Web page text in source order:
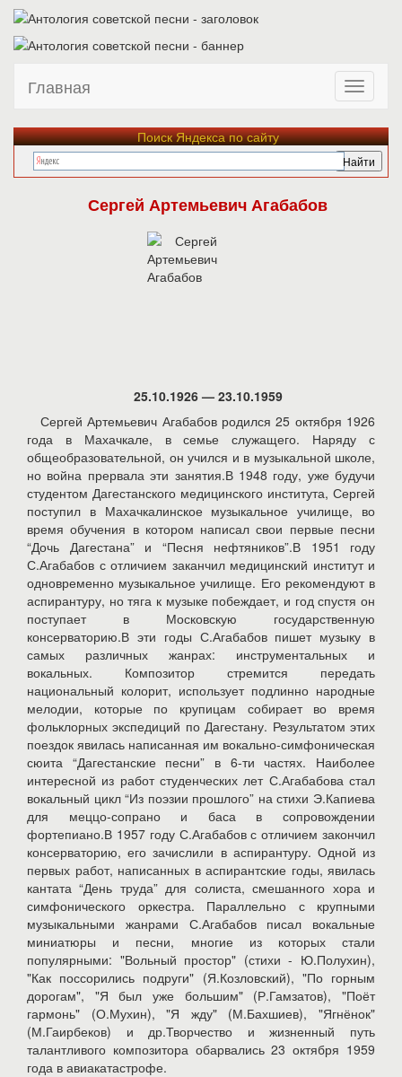
Главная
Поиск Яндекса по сайту
Сергей Артемьевич Агабабов
25.10.1926 — 23.10.1959
Сергей Артемьевич Агабабов родился 25 октября 1926
года в Махачкале, в семье служащего. Наряду с
общеобразовательной, он учился и в музыкальной школе,
но война прервала эти занятия.В 1948 году, уже будучи
студентом Дагестанского медицинского института, Сергей
поступил в Махачкалинское музыкальное училище, во
время обучения в котором написал свои первые песни
“Дочь Дагестана” и “Песня нефтяников”.В 1951 году
С.Агабабов с отличием заканчил медицинский институт и
одновременно музыкальное училище. Его рекомендуют в
аспирантуру, но тяга к музыке побеждает, и год спустя он
поступает в Московскую государственную
консерваторию.В эти годы С.Агабабов пишет музыку в
самых различных жанрах: инструментальных и
вокальных. Композитор стремится передать
национальный колорит, использует подлинно народные
мелодии, которые по крупицам собирает во время
фольклорных экспедиций по Дагестану. Результатом этих
поездок явилась написанная им вокально-симфоническая
сюита “Дагестанские песни” в 6-ти частях. Наиболее
интересной из работ студенческих лет С.Агабабова стал
вокальный цикл “Из поэзии прошлого” на стихи Э.Капиева
для меццо-сопрано и баса в сопровождении
фортепиано.В 1957 году С.Агабабов с отличием закончил
консерваторию, его зачислили в аспирантуру. Одной из
первых работ, написанных в аспирантские годы, явилась
кантата “День труда” для солиста, смешанного хора и
симфонического оркестра. Параллельно с крупными
музыкальными жанрами С.Агабабов писал вокальные
миниатюры и песни, многие из которых стали
популярными: "Вольный простор" (стихи - Ю.Полухин),
"Как поссорились подруги" (Я.Козловский), "По горным
дорогам", "Я был уже большим" (Р.Гамзатов), "Поёт
гармонь" (О.Мухин), "Я жду" (М.Бахшиев), "Ягнёнок"
(М.Гаирбеков) и др.Творчество и жизненный путь
талантливого композитора обарвались 23 октября 1959
года в авиакатастрофе.